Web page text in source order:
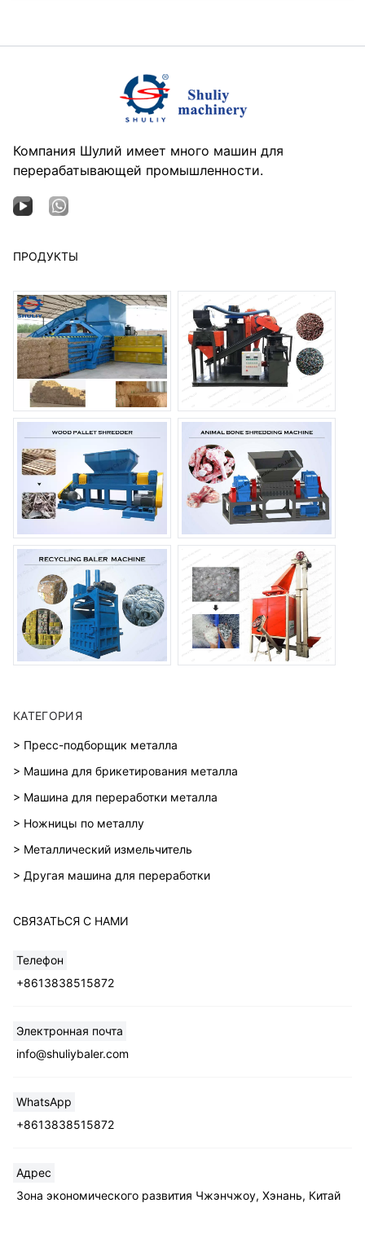
Компания Шулий имеет много машин для
перерабатывающей промышленности.
ПРОДУКТЫ
КАТЕГОРИЯ
> Пресс-подборщик металла
> Машина для брикетирования металла
> Машина для переработки металла
> Ножницы по металлу
> Металлический измельчитель
> Другая машина для переработки
СВЯЗАТЬСЯ С НАМИ
Телефон
+8613838515872
Электронная почта
info@shuliybaler.com
WhatsApp
+8613838515872
Адрес
Зона экономического развития Чжэнчжоу, Хэнань, Китай